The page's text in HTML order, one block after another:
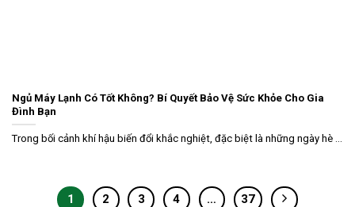
Ngủ Máy Lạnh Có Tốt Không? Bí Quyết Bảo Vệ Sức Khỏe Cho Gia
Đình Bạn
Trong bối cảnh khí hậu biến đổi khắc nghiệt, đặc biệt là những ngày hè ...
1 2 3 4 … 37